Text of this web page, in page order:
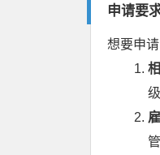
申请要
想要申